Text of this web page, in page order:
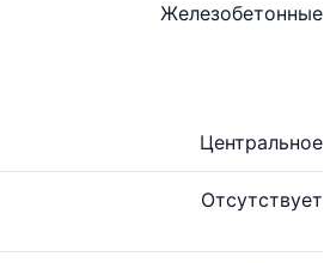
Железобетонные
Центральное
Отсутствует